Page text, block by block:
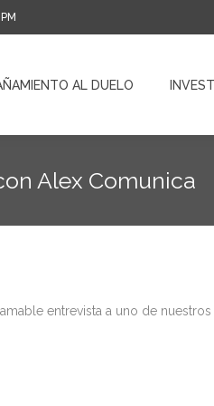
AL DUELO
Alex Comunica
entrevista a uno de nuestros